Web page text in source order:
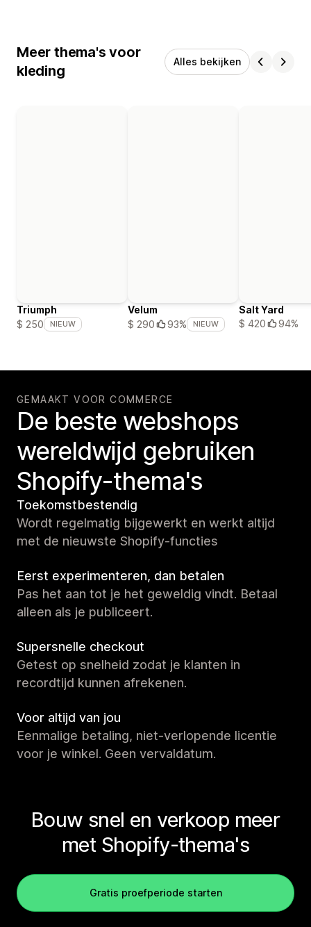
Meer thema's voor
kleding
Alles bekijken
Triumph
$ 250
NIEUW
Velum
$ 290
93% NIEUW
Salt Yard
$ 420
94%
GEMAAKT VOOR COMMERCE
De beste webshops
wereldwijd gebruiken
Shopify-thema's
Toekomstbestendig
Wordt regelmatig bijgewerkt en werkt altijd
met de nieuwste Shopify-functies
Eerst experimenteren, dan betalen
Pas het aan tot je het geweldig vindt. Betaal
alleen als je publiceert.
Supersnelle checkout
Getest op snelheid zodat je klanten in
recordtijd kunnen afrekenen.
Voor altijd van jou
Eenmalige betaling, niet-verlopende licentie
voor je winkel. Geen vervaldatum.
Bouw snel en verkoop meer
met Shopify-thema's
Gratis proefperiode starten